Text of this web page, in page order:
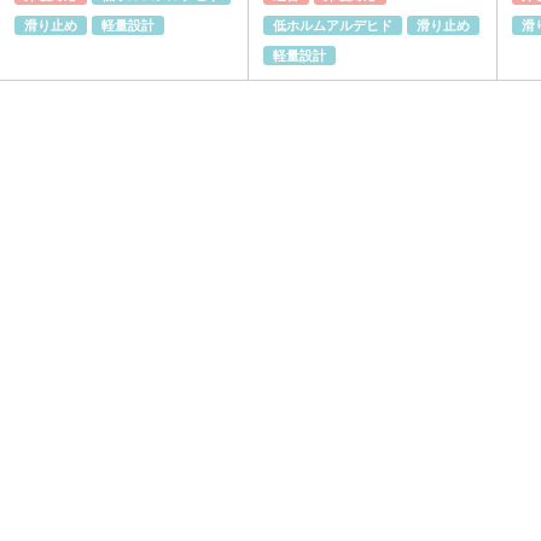
滑り止め 軽量設計 低ホルムアルデヒド 滑り止め
軽量設計
滑